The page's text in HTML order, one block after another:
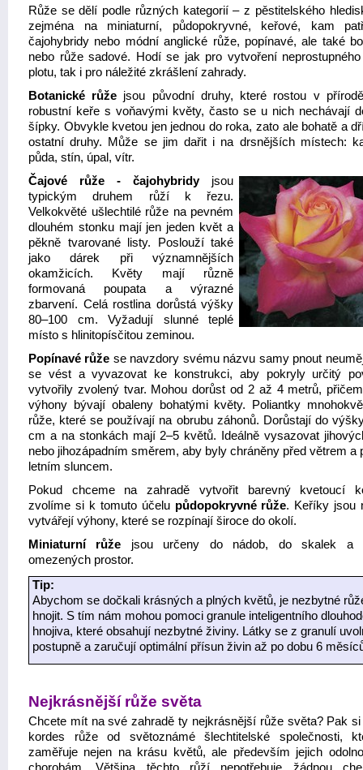
Růže se dělí podle různých kategorií – z pěstitelského
zejména na miniaturní, půdopokryvné, keřové, kam
čajohybridy nebo módní anglické růže, popínavé, ale také
nebo růže sadové. Hodí se jak pro vytvoření
plotu, tak i pro náležité zkrášlení zahrady.
Botanické růže jsou původní druhy, které rostou v
robustní keře s voňavými květy, často se u nich nechávají
šípky. Obvykle kvetou jen jednou do roka, zato ale bohatě a
ostatní druhy. Může se jim dařit i na drsnějších místech:
půda, stín, úpal, vítr.
Čajové růže - čajohybridyjsou
typickým druhem růží k řezu.
Velkokvěté ušlechtilé růže na pevném
dlouhém stonku mají jen jeden květ a
pěkně tvarované listy. Poslouží také
jako dárek při významnějších
okamžicích. Květy mají různě
formovaná poupata a výrazné
zbarvení. Celá rostlina dorůstá výšky
80–100 cm. Vyžadují slunné teplé
místo s hlinitopísčitou zeminou.
Popínavé růže se navzdory svému názvu samy pnout
se vést a vyvazovat ke konstrukci, aby pokryly určitý
vytvořily zvolený tvar. Mohou dorůst od 2 až 4 metrů,
výhony bývají obaleny bohatými květy. Poliantky
růže, které se používají na obrubu záhonů. Dorůstají do
cm a na stonkách mají 2–5 květů. Ideálně vysazovat
nebo jihozápadním směrem, aby byly chráněny před větrem a
letním sluncem.
Pokud chceme na zahradě vytvořit barevný kvetoucí
zvolíme si k tomuto účelu půdopokryvné růže. Keříky jsou
vytvářejí výhony, které se rozpínají široce do okolí.
Miniaturní růže jsou určeny do nádob, do skalek a
omezených prostor.
Tip:
Abychom se dočkali krásných a plných květů, je nezbytné
hnojit. S tím nám mohou pomoci granule inteligentního
hnojiva, které obsahují nezbytné živiny. Látky se z granulí
postupně a zaručují optimální přísun živin až po dobu 6
Nejkrásnější růže světa
Chcete mít na své zahradě ty nejkrásnější růže světa? Pak si
kordes růže od světoznámé šlechtitelské společnosti,
zaměřuje nejen na krásu květů, ale především jejich